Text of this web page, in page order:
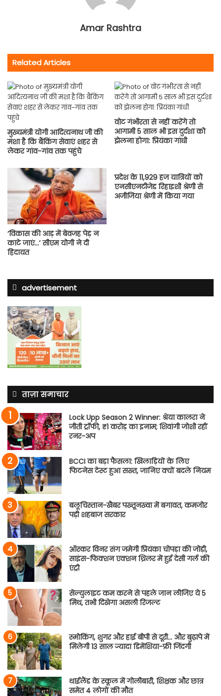
Amar Rashtra
Related Articles
मुख्यमंत्री योगी आदित्यनाथ जी की
मंशा है कि बैंकिंग सेवाएं शहर से
लेकर गांव-गांव तक पहुंचे
वोट गंभीरता से नहीं करेंगे तो
आगामी 5 साल भी इस दुर्दशा को
झेलना होगा: प्रियंका गांधी
‘विकास की आड़ में बेवजह पेड़ न
काटे जाएं…’ सीएम योगी ने दी
हिदायत
प्रदेश के 11,929 हज यात्रियों को
एनसीएनटीजेड रिहाइशी श्रेणी से
अजीजिया श्रेणी में किया गया
advertisement
ताज़ा समाचार
Lock Upp Season 2 Winner: श्रेया कालरा ने
जीती ट्रॉफी, ₹1 करोड़ का इनाम; शिवांगी जोशी रहीं
रनर-अप
BCCI का बड़ा फैसला: खिलाड़ियों के लिए
फिटनेस टेस्ट हुआ सख्त, जानिए क्यों बदले नियम
बलूचिस्तान-खैबर पख्तूनख्वा में बगावत, कमजोर
पड़ी शहबाज सरकार
ऑस्कर विनर संग जमेगी प्रियंका चोपड़ा की जोड़ी,
साइंस-फिक्शन एक्शन थ्रिलर में हुई देसी गर्ल की
एंट्री
सेल्युलाइट कम करने से पहले जान लीजिए ये 5
मिथ, तभी दिखेगा असली रिजल्ट
स्मोकिंग, शुगर और हाई बीपी से दूरी… और बुढ़ापे में
मिलेगी 13 साल ज्यादा डिमेंशिया-फ्री जिंदगी
थाईलैंड के स्कूल में गोलीबारी, शिक्षक और छात्र
समेत 4 लोगों की मौत